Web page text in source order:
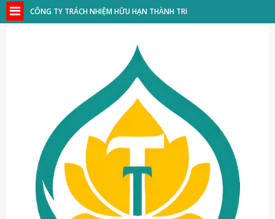
CÔNG TY TRÁCH NHIỆM HỮU HẠN THÀNH TRI